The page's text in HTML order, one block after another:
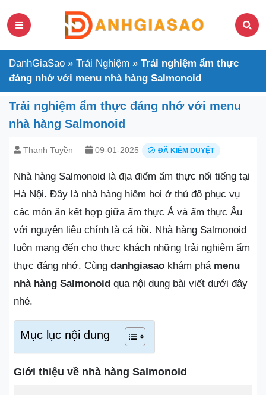
DanhGiaSao » Trải Nghiệm » Trải nghiệm ẩm thực
đáng nhớ với menu nhà hàng Salmonoid
Trải nghiệm ẩm thực đáng nhớ với menu
nhà hàng Salmonoid
Thanh Tuyền 09-01-2025 ĐÃ KIỂM DUYỆT
Nhà hàng Salmonoid là địa điểm ẩm thực nổi tiếng tại
Hà Nội. Đây là nhà hàng hiếm hoi ở thủ đô phục vụ
các món ăn kết hợp giữa ẩm thực Á và ẩm thực Âu
với nguyên liệu chính là cá hồi. Nhà hàng Salmonoid
luôn mang đến cho thực khách những trải nghiệm ẩm
thực đáng nhớ. Cùng danhgiasao khám phá menu
nhà hàng Salmonoid qua nội dung bài viết dưới đây
nhé.
Mục lục nội dung
Giới thiệu về nhà hàng Salmonoid